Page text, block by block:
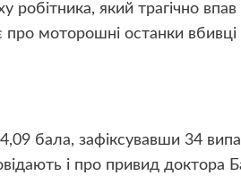
який трагічно впав
моторошні останки
бала, зафіксувавши 34
і про привид доктора